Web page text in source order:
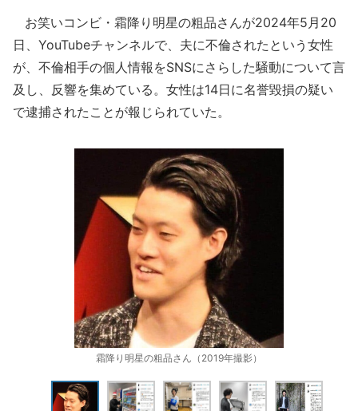
お笑いコンビ・霜降り明星の粗品さんが2024年5月20
日、YouTubeチャンネルで、夫に不倫されたという女性
が、不倫相手の個人情報をSNSにさらした騒動について言
及し、反響を集めている。女性は14日に名誉毀損の疑い
で逮捕されたことが報じられていた。
霜降り明星の粗品さん（2019年撮影）